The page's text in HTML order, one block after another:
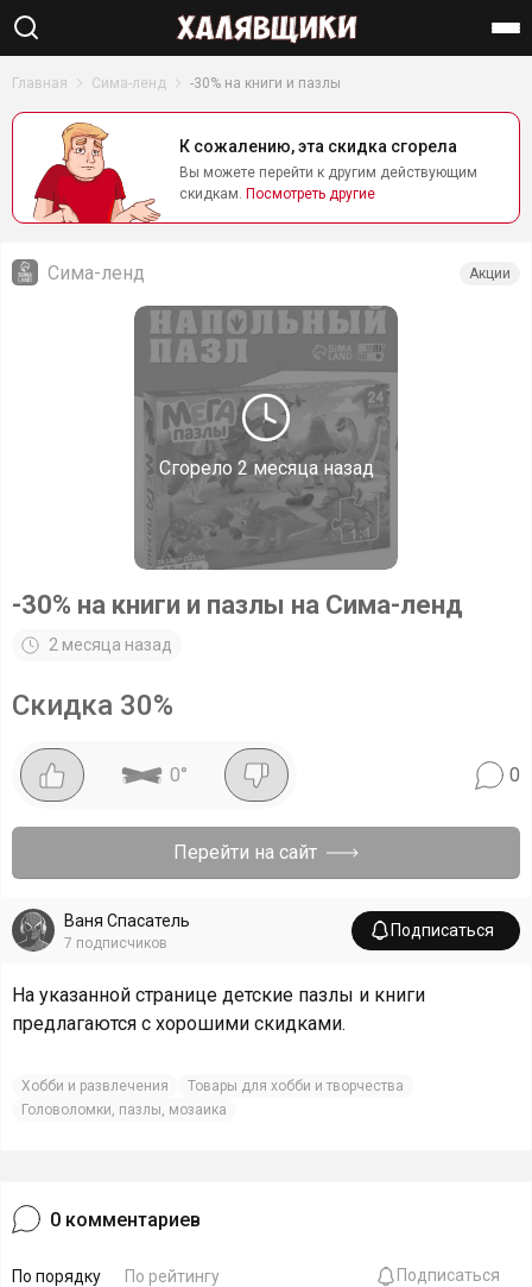
Главная Сима-ленд -30% на книги и пазлы
К сожалению, эта скидка сгорела
Вы можете перейти к другим действующим
скидкам. Посмотреть другие
Сгорело 2 месяца назад
Сима-ленд Акции
-30% на книги и пазлы на Сима-ленд
2 месяца назад
Скидка 30%
0° 0
Перейти на сайт
Ваня Спасатель
7 подписчиков
Подписаться
На указанной странице детские пазлы и книги
предлагаются с хорошими скидками.
Хобби и развлечения
Товары для хобби и творчества
Головоломки, пазлы, мозаика
0 комментариев
По порядку По рейтингу Подписаться